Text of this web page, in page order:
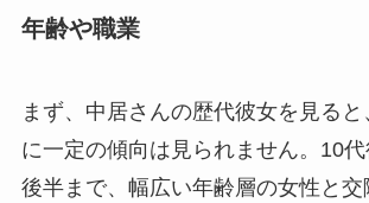
年齢や職業
まず、中居さんの歴代彼女を見る
に一定の傾向は見られません。10
後半まで、幅広い年齢層の女性と交